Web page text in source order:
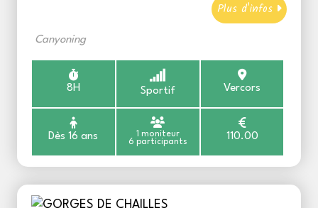
Plus d'infos
Canyoning
8H Sportif Vercors
Dès 16 ans
1 moniteur
6 participants
110.00